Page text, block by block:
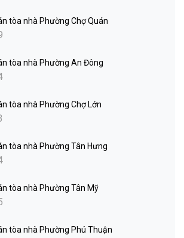
tòa nhà Phường Chợ Quán
tòa nhà Phường An Đông
tòa nhà Phường Chợ Lớn
tòa nhà Phường Tân Hưng
tòa nhà Phường Tân Mỹ
tòa nhà Phường Phú Thuận